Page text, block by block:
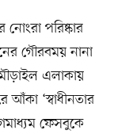
পরিষ্কার
গৌরবময় নানা
মৌড়াইল এলাকায়
আঁকা ‘স্বাধীনতার
ফেসবুকে